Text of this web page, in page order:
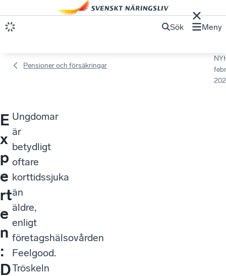
Sök Meny
Pensioner och försäkringar
E
x
p
e
rt
e
n
:
D
Ungdomar
är
betydligt
oftare
korttidssjuka
än
äldre,
enligt
företagshälsovården
Feelgood.
Tröskeln